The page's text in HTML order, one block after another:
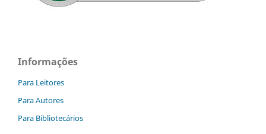
Informações
Para Leitores
Para Autores
Para Bibliotecários